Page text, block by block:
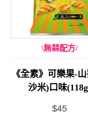
\無蒜配方/
《全素》可樂果-
沙米)口味
$45